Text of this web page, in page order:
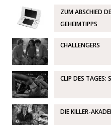
ZUM ABSCHIED
GEHEIMTIPPS
CHALLENGERS
CLIP DES TAGES:
DIE KILLER-